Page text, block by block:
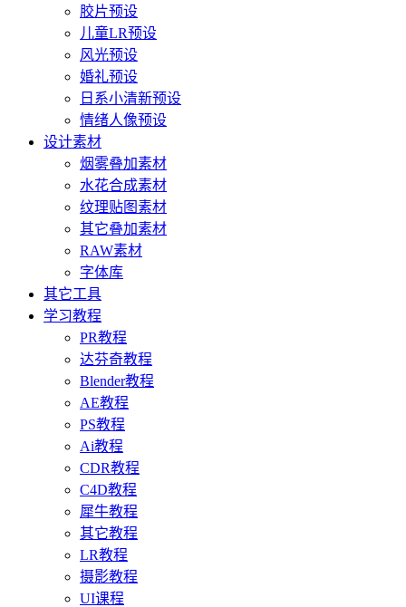
胶片预设
儿童LR预设
风光预设
婚礼预设
日系小清新预设
情绪人像预设
设计素材
烟雾叠加素材
水花合成素材
纹理贴图素材
其它叠加素材
RAW素材
字体库
其它工具
学习教程
PR教程
达芬奇教程
Blender教程
AE教程
PS教程
Ai教程
CDR教程
C4D教程
犀牛教程
其它教程
LR教程
摄影教程
UI课程